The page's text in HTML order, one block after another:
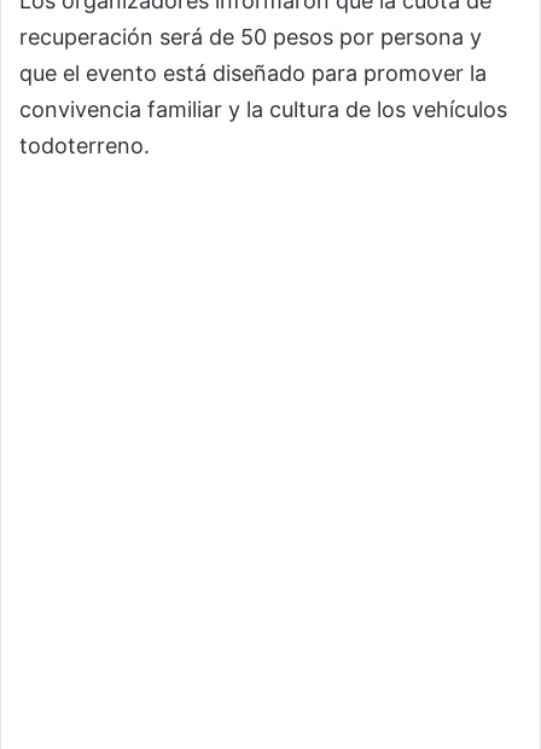
recuperación será de 50 pesos por persona y
que el evento está diseñado para promover la
convivencia familiar y la cultura de los vehículos
todoterreno.